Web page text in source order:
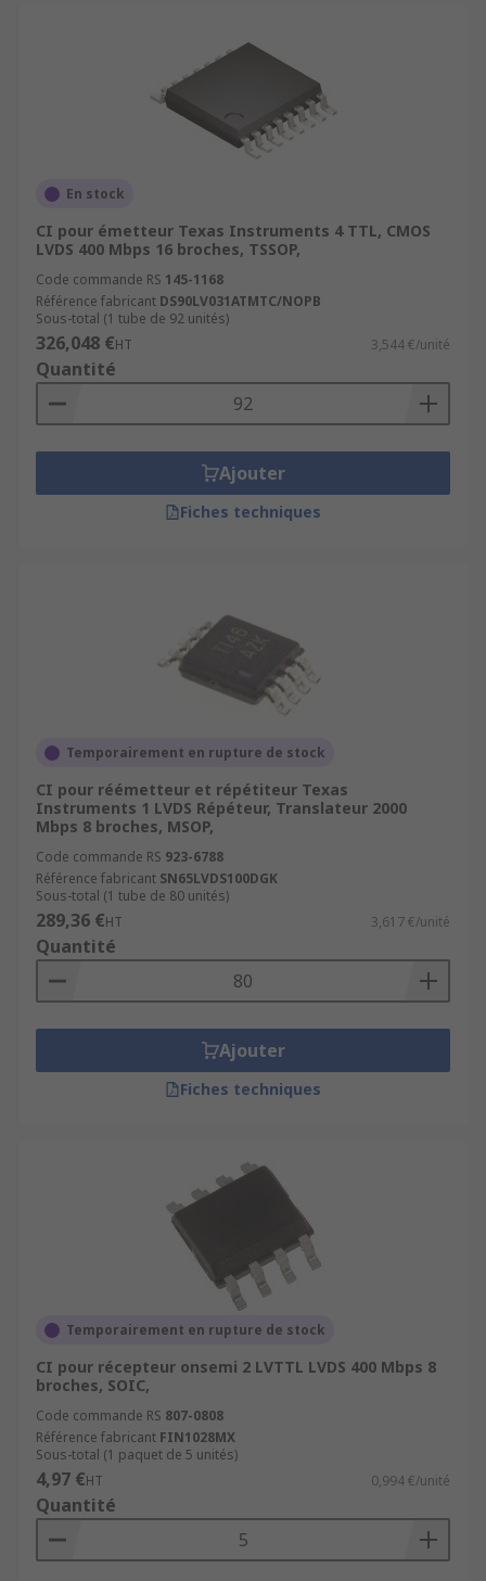
En stock
CI pour émetteur Texas Instruments 4 TTL, CMOS
LVDS 400 Mbps 16 broches, TSSOP,
Code commande RS 145-1168
Référence fabricant DS90LV031ATMTC/NOPB
Sous-total (1 tube de 92 unités)
326,048 €HT 3,544 €/unité
Quantité
Ajouter
Fiches techniques
Temporairement en rupture de stock
CI pour réémetteur et répétiteur Texas
Instruments 1 LVDS Répéteur, Translateur 2000
Mbps 8 broches, MSOP,
Code commande RS 923-6788
Référence fabricant SN65LVDS100DGK
Sous-total (1 tube de 80 unités)
289,36 €HT 3,617 €/unité
Quantité
Ajouter
Fiches techniques
Temporairement en rupture de stock
CI pour récepteur onsemi 2 LVTTL LVDS 400 Mbps 8
broches, SOIC,
Code commande RS 807-0808
Référence fabricant FIN1028MX
Sous-total (1 paquet de 5 unités)
4,97 €HT 0,994 €/unité
Quantité